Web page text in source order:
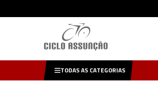
TODAS AS CATEGORIAS